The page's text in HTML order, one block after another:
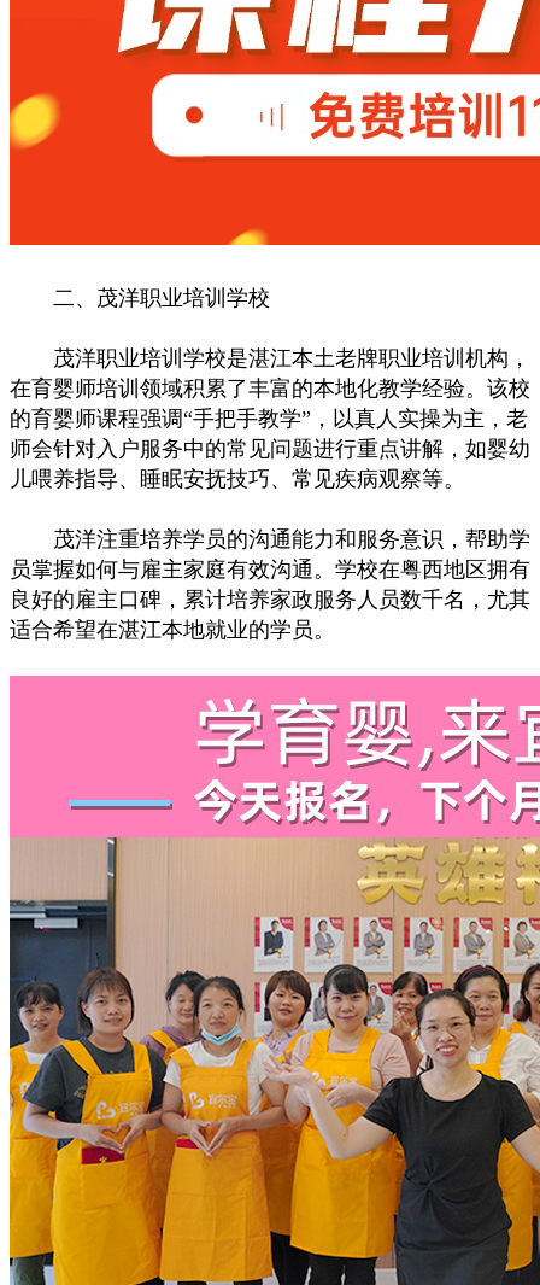
二、茂洋职业培训学校
茂洋职业培训学校是湛江本土老牌职业培训机构，
在育婴师培训领域积累了丰富的本地化教学经验。该校
的育婴师课程强调“手把手教学”，以真人实操为主，老
师会针对入户服务中的常见问题进行重点讲解，如婴幼
儿喂养指导、睡眠安抚技巧、常见疾病观察等。
茂洋注重培养学员的沟通能力和服务意识，帮助学
员掌握如何与雇主家庭有效沟通。学校在粤西地区拥有
良好的雇主口碑，累计培养家政服务人员数千名，尤其
适合希望在湛江本地就业的学员。